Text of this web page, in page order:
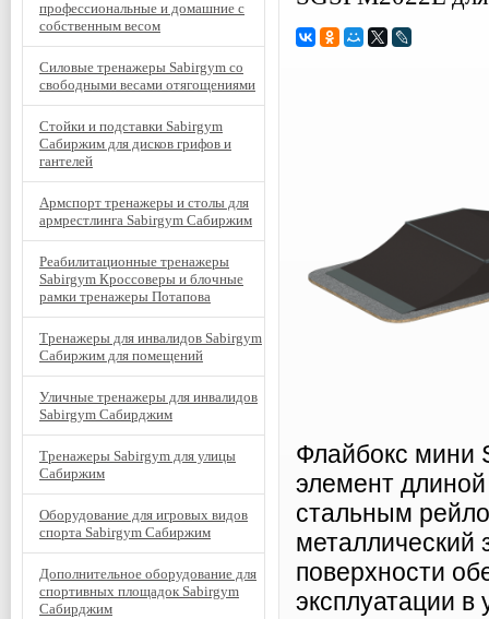
Флайбокс мини
элемент
стальным
металлический
поверхности
эксплуатации в
профессиональные и домашние с
собственным весом
Силовые тренажеры Sabirgym со
свободными весами отягощениями
Стойки и подставки Sabirgym
Сабиржим для дисков грифов и
гантелей
Армспорт тренажеры и столы для
армрестлинга Sabirgym Сабиржим
Реабилитационные тренажеры
Sabirgym Кроссоверы и блочные
рамки тренажеры Потапова
Тренажеры для инвалидов Sabirgym
Сабиржим для помещений
Уличные тренажеры для инвалидов
Sabirgym Сабирджим
Тренажеры Sabirgym для улицы
Сабиржим
Оборудование для игровых видов
спорта Sabirgym Сабиржим
Дополнительное оборудование для
спортивных площадок Sabirgym
Сабирджим